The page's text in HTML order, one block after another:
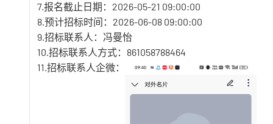
7.报名截止日期：2026-05-21 09:00:00
8.预计招标时间：2026-06-08 09:00:00
9.招标联系人：冯曼怡
10.招标联系人方式：861058788464
11.招标联系人企微：